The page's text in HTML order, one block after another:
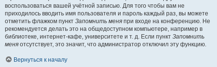
воспользоваться вашей учётной записью. Для того чтобы вам не
приходилось вводить имя пользователя и пароль каждый раз, вы можете
отметить флажком пункт Запомнить меня при входе на конференцию. Не
рекомендуется делать это на общедоступном компьютере, например в
библиотеке, интернет-кафе, университете и т. д. Если пункт Запомнить
меня отсутствует, это значит, что администратор отключил эту функцию.
Вернуться к началу